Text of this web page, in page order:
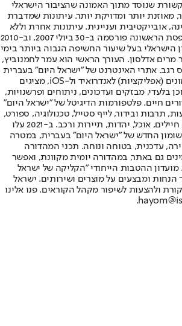
שנוסד מתוך האמונה שהציבור הישראלי
מאוזנת יותר ומדויקת יותר. עיתונות שמדברת
אובייקטיבית ועניינית. עיתונות אחרת וללא
תשלום. המהדורה המודפסת הראשונה פורסמה ב-30 ביולי 2007, וב-2010
הישראלי בעל שיעור החשיפה הגבוה ביותר בימי
מרים אדלסון. העורך הראשי הוא עמר לחמנוביץ,
רגב. אתרי האינטרנט של "ישראל היום" בעברית
ובאנגלית, כמו כן היישומונים (אפליקציות) לאנדרואיד ול-iOS, מציגים
בלעדי, מבזקים ועדכונים, ניתוחים ופרשנויות,
חיים. פלטפורמות הדיגיטל של "ישראל היום"
תרבות ובידור, לייף סטייל, טכנולוגיה, ספורט,
כלכלה וצרכנות, בריאות, חיילים, אוכל, יהדות, תיירות ורכב. ב-2021 עלו
החדש של "ישראל היום" בעברית, במטרה
עדכנית, בטוחה ונוחה. תכני המהדורה
גם באתר, במהדורה יומית מקוונת, ואפשר
מועדון ההטבות הייחודי "הקליקה של ישראל
הנחות ומבצעים על מוצרים ושירותים. ישראל
ולהצעות לשיפור מקהל הקוראים. פנו אלינו